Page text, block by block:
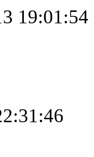
19:01:54